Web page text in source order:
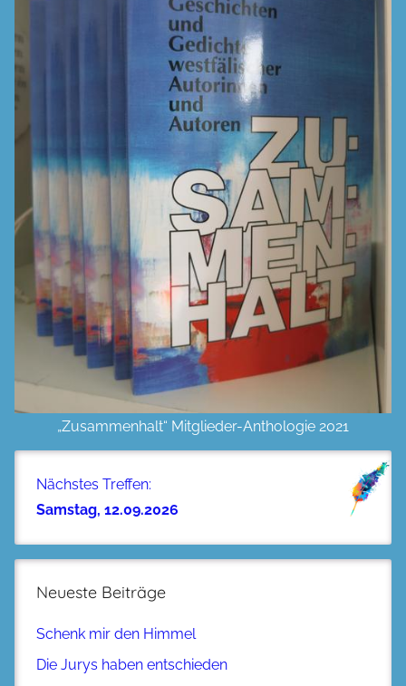
„Zusammenhalt“ Mitglieder-Anthologie 2021
Nächstes Treffen:
Samstag, 12.09.2026
Neueste Beiträge
Schenk mir den Himmel
Die Jurys haben entschieden